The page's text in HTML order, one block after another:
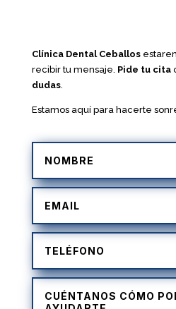
Clínica Dental Ceballos
recibir tu mensaje. Pide tu cita
dudas.
Estamos aquí para hacerte